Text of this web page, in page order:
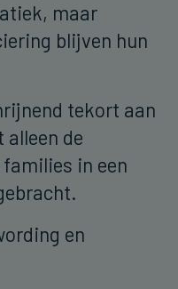
maar
blijven hun
tekort aan
de
in een
en